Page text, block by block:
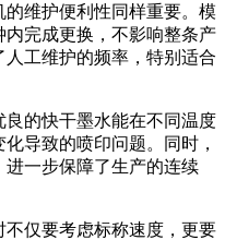
维护便利性同样重要。模
完成更换，不影响整条产
工维护的频率，特别适合
的快干墨水能在不同温度
导致的喷印问题。同时，
一步保障了生产的连续
仅要考虑标称速度，更要